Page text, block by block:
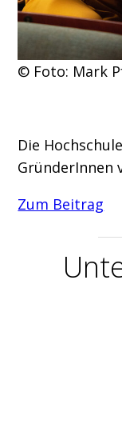
© Foto: Mark
Die
GründerInnen
Zum Beitrag